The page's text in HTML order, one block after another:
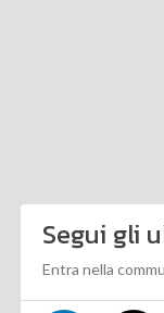
Segui gli
Entra nella